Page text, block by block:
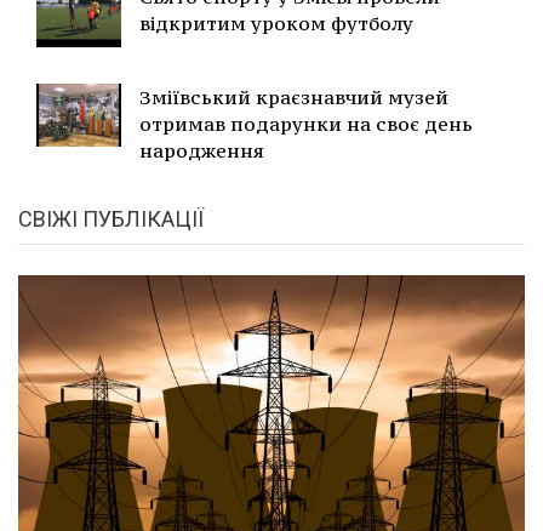
відкритим уроком футболу
Зміївський краєзнавчий музей
отримав подарунки на своє день
народження
СВІЖІ ПУБЛІКАЦІЇ